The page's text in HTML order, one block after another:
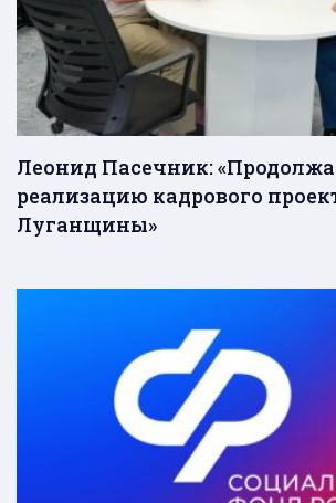
Леонид Пасечник:
реализацию кадрового
Луганщины»